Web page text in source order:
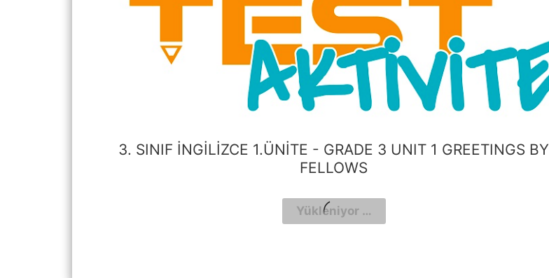
3. SINIF İNGILIZCE 1.ÜNITE - GRADE 3 UNIT 1 GREETINGS BY
FELLOWS